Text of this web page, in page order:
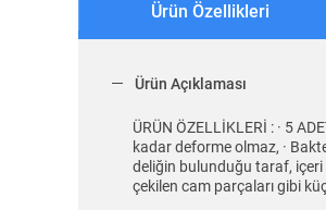
Ürün Özellikleri
Ürün Açıklaması
ÜRÜN ÖZELLİKLERİ : · 5
kadar deforme olmaz, ·
deliğin bulunduğu taraf, içeri
çekilen cam parçaları gibi